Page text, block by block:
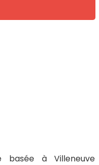
basée à Villeneuve